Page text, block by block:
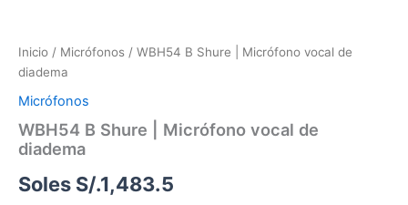
Inicio / Micrófonos / WBH54 B Shure | Micrófono vocal de
diadema
Micrófonos
WBH54 B Shure | Micrófono vocal de
diadema
Soles S/.1,483.5